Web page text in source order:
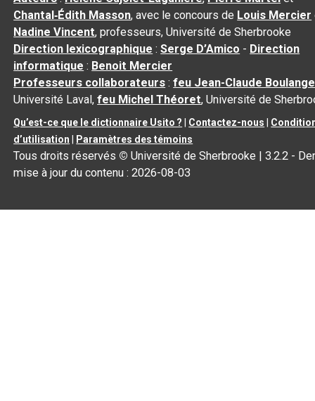
Chantal‑Édith Masson, avec le concours de Louis Mercier
Nadine Vincent, professeurs, Université de Sherbrooke
Direction lexicographique :Serge D’Amico - Direction
informatique : Benoit Mercier
Professeurs collaborateurs :feu Jean-Claude
Université Laval,feu Michel Théoret, Université de
Qu’est-ce que le dictionnaire Usito ? Contactez-nous
d’utilisation
Paramètres des témoins
Tous droits réservés © Université de Sherbrooke |3.2.2 -
mise à jour du contenu :2026-08-03